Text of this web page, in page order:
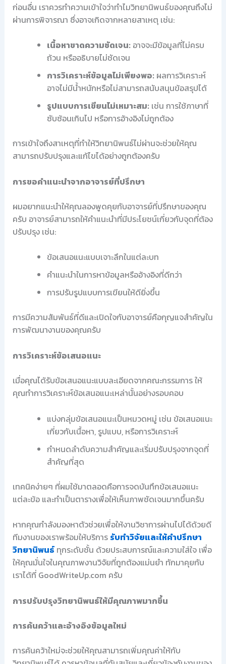
ก่อนอื่น เราควรทำความเข้าใจว่าทำไมวิทยานิพนธ์ของคุณถึงไม่
ผ่านการพิจารณา ซึ่งอาจเกิดจากหลายสาเหตุ เช่น:
เนื้อหาขาดความชัดเจน: อาจจะมีข้อมูลที่ไม่ครบ
ถ้วน หรืออธิบายไม่ชัดเจน
การวิเคราะห์ข้อมูลไม่เพียงพอ: ผลการวิเคราะห์
อาจไม่มีน้ำหนักหรือไม่สามารถสนับสนุนข้อสรุปได้
รูปแบบการเขียนไม่เหมาะสม: เช่น การใช้ภาษาที่
ซับซ้อนเกินไป หรือการอ้างอิงไม่ถูกต้อง
การเข้าใจถึงสาเหตุที่ทำให้วิทยานิพนธ์ไม่ผ่านจะช่วยให้คุณ
สามารถปรับปรุงและแก้ไขได้อย่างถูกต้องครับ
การขอคำแนะนำจากอาจารย์ที่ปรึกษา
ผมอยากแนะนำให้คุณลองพูดคุยกับอาจารย์ที่ปรึกษาของคุณ
ครับ อาจารย์สามารถให้คำแนะนำที่มีประโยชน์เกี่ยวกับจุดที่ต้อง
ปรับปรุง เช่น:
ข้อเสนอแนะแบบเจาะลึกในแต่ละบท
คำแนะนำในการหาข้อมูลหรืออ้างอิงที่ดีกว่า
การปรับรูปแบบการเขียนให้ดียิ่งขึ้น
การมีความสัมพันธ์ที่ดีและเปิดใจกับอาจารย์คือกุญแจสำคัญใน
การพัฒนางานของคุณครับ
การวิเคราะห์ข้อเสนอแนะ
เมื่อคุณได้รับข้อเสนอแนะแบบละเอียดจากคณะกรรมการ ให้
คุณทำการวิเคราะห์ข้อเสนอแนะเหล่านั้นอย่างรอบคอบ
แบ่งกลุ่มข้อเสนอแนะเป็นหมวดหมู่ เช่น ข้อเสนอแนะ
เกี่ยวกับเนื้อหา, รูปแบบ, หรือการวิเคราะห์
กำหนดลำดับความสำคัญและเริ่มปรับปรุงจากจุดที่
สำคัญที่สุด
เทคนิคง่ายๆ ที่ผมใช้มาตลอดคือการจดบันทึกข้อเสนอแนะ
แต่ละข้อ และทำเป็นตารางเพื่อให้เห็นภาพชัดเจนมากขึ้นครับ
หากคุณกำลังมองหาตัวช่วยเพื่อให้งานวิชาการผ่านไปได้ด้วยดี
ทีมงานของเราพร้อมให้บริการ รับทำวิจัยและให้คำปรึกษา
วิทยานิพนธ์ทุกระดับชั้น ด้วยประสบการณ์และความใส่ใจ เพื่อ
ให้คุณมั่นใจในคุณภาพงานวิจัยที่ถูกต้องแม่นยำ ทักมาคุยกับ
เราได้ที่ GoodWriteUp.com ครับ
การปรับปรุงวิทยานิพนธ์ให้มีคุณภาพมากขึ้น
การค้นคว้าและอ้างอิงข้อมูลใหม่
การค้นคว้าใหม่จะช่วยให้คุณสามารถเพิ่มคุณค่าให้กับ